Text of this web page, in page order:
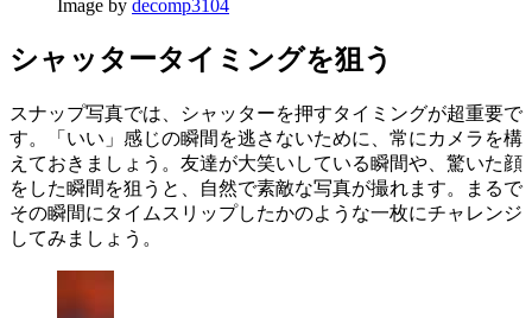
Image by decomp3104
シャッタータイミングを狙う
スナップ写真では、シャッターを押すタイミングが超重要で
す。「いい」感じの瞬間を逃さないために、常にカメラを構
えておきましょう。友達が大笑いしている瞬間や、驚いた顔
をした瞬間を狙うと、自然で素敵な写真が撮れます。まるで
その瞬間にタイムスリップしたかのような一枚にチャレンジ
してみましょう。